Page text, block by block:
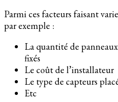
Parmi ces facteurs faisant
par exemple :
La quantité de
fixés
Le coût de l’installateur
Le type de capteurs
Etc